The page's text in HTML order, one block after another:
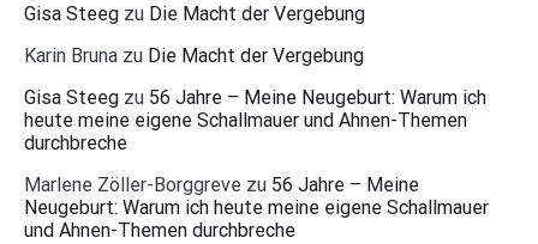
Gisa Steeg zu Die Macht der Vergebung
Karin Bruna zu Die Macht der Vergebung
Gisa Steeg zu 56 Jahre – Meine Neugeburt: Warum ich
heute meine eigene Schallmauer und Ahnen-Themen
durchbreche
Marlene Zöller-Borggreve zu 56 Jahre – Meine
Neugeburt: Warum ich heute meine eigene Schallmauer
und Ahnen-Themen durchbreche